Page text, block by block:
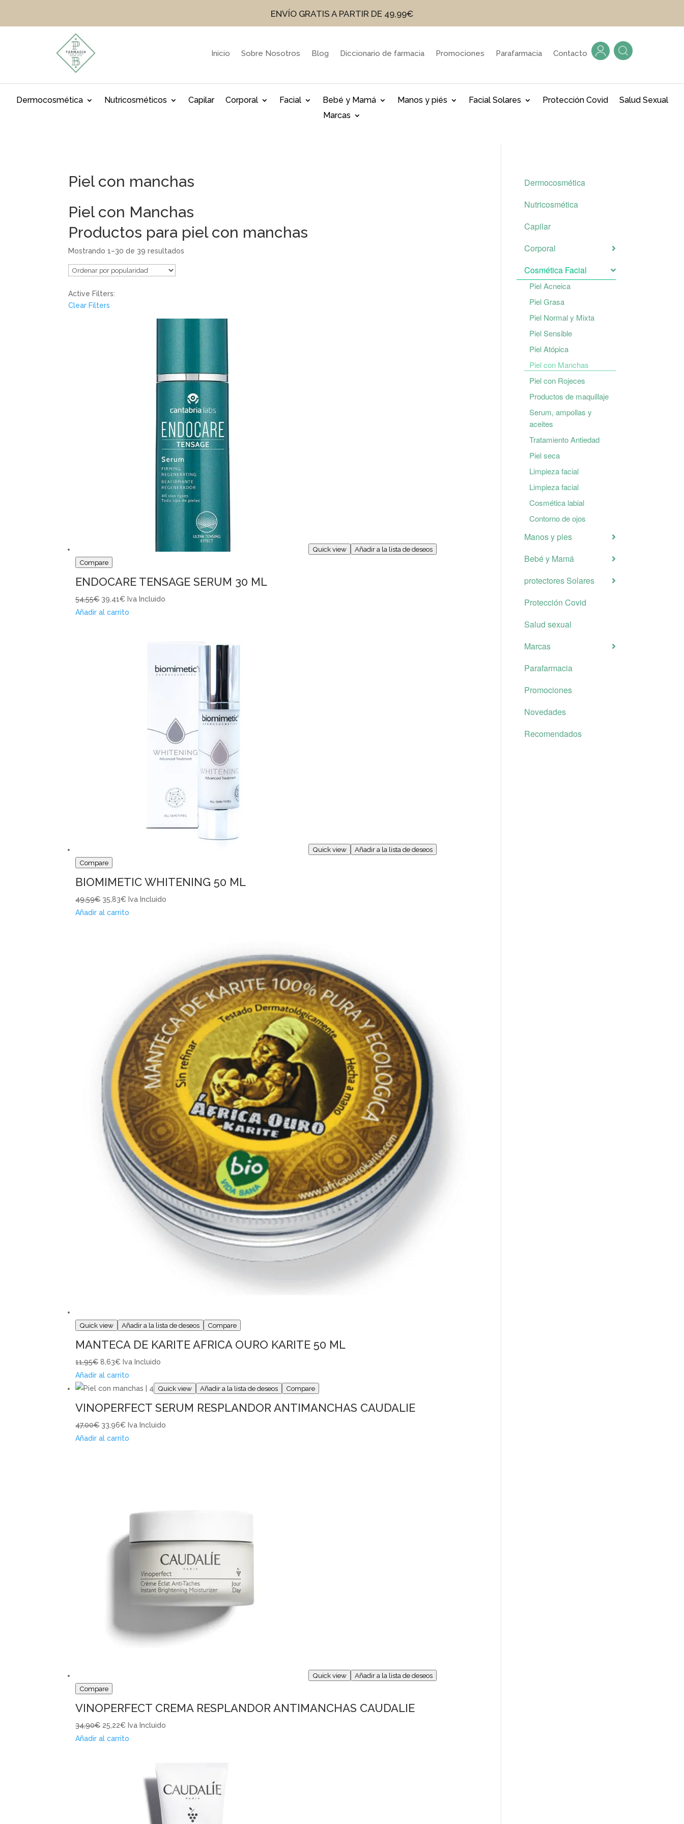
ENVÍO GRATIS A PARTIR DE 49,99€
Inicio Sobre Nosotros Blog Diccionario de farmacia Promociones Parafarmacia Contacto
Dermocosmética Nutricosméticos Capilar Corporal Facial Bebé y Mamá Manos y piés Facial Solares Protección Covid
Salud Sexual
Marcas
Piel con manchas
Piel con Manchas
Productos para piel con manchas
Mostrando 1–30 de 39 resultados
Active Filters:
Clear Filters
Quick view
Añadir a la lista de deseos
Compare
ENDOCARE TENSAGE SERUM 30 ML
54,55€ 39,41€ Iva Incluido
Añadir al carrito
Quick view
Añadir a la lista de deseos
Compare
BIOMIMETIC WHITENING 50 ML
49,59€ 35,83€ Iva Incluido
Añadir al carrito
Quick view Añadir a la lista de deseos Compare
MANTECA DE KARITE AFRICA OURO KARITE 50 ML
11,95€ 8,63€ Iva Incluido
Añadir al carrito
Quick view
Añadir a la lista de deseos Compare
VINOPERFECT SERUM RESPLANDOR ANTIMANCHAS CAUDALIE
47,00€ 33,96€ Iva Incluido
Añadir al carrito
Quick view
Añadir a la lista de deseos
Compare
VINOPERFECT CREMA RESPLANDOR ANTIMANCHAS CAUDALIE
34,90€ 25,22€ Iva Incluido
Añadir al carrito
Dermocosmética
Nutricosmética
Capilar
Corporal
Cosmética Facial
Piel Acneica
Piel Grasa
Piel Normal y Mixta
Piel Sensible
Piel Atópica
Piel con Manchas
Piel con Rojeces
Productos de maquillaje
Serum, ampollas y
aceites
Tratamiento Antiedad
Piel seca
Limpieza facial
Limpieza facial
Cosmética labial
Contorno de ojos
Manos y pies
Bebé y Mamá
protectores Solares
Protección Covid
Salud sexual
Marcas
Parafarmacia
Promociones
Novedades
Recomendados